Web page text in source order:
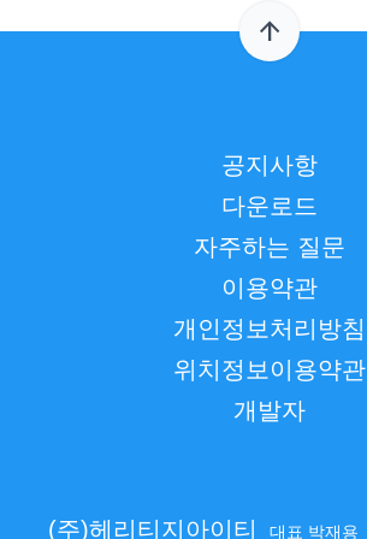
공지사항
다운로드
자주하는 질문
이용약관
개인정보처리방침
위치정보이용약관
개발자
(주)헤리티지아이티 대표 박재용
arrow_upward